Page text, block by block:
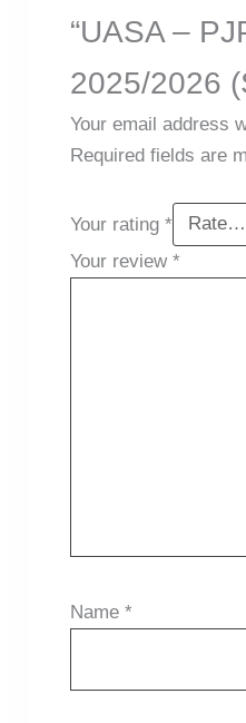
“UASA –
2025/2026
Your email address
Required fields are
Your rating *
Your review *
Name *